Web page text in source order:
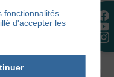
fonctionnalités
d'accepter les